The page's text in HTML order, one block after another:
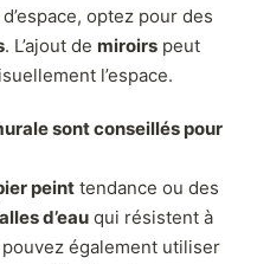
optez pour des
. L’ajout de miroirs peut
l’espace.
sont conseillés pour
peint tendance ou des
d’eau qui résistent à
également utiliser